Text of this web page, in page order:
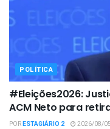
POLÍTICA
#Eleições2026:
ACM Neto para
PORESTAGIÁRIO 2 2026/08/05